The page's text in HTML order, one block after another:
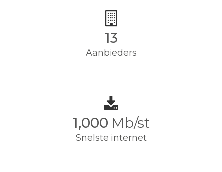
13
Aanbieders
1,000 Mb/st
Snelste internet